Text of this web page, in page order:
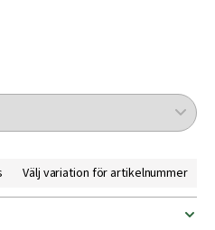
Välj variation för artikelnummer